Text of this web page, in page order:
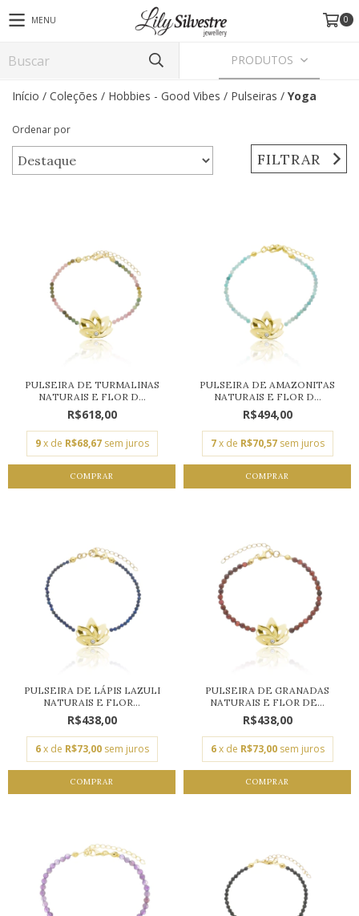
MENU 0
PRODUTOS
Início / Coleções / Hobbies - Good Vibes / Pulseiras / Yoga
Ordenar por
FILTRAR
PULSEIRA DE TURMALINAS
NATURAIS E FLOR D...
R$618,00
9 x de R$68,67 sem juros
COMPRAR
PULSEIRA DE AMAZONITAS
NATURAIS E FLOR D...
R$494,00
7 x de R$70,57 sem juros
COMPRAR
PULSEIRA DE LÁPIS LAZULI
NATURAIS E FLOR...
R$438,00
6 x de R$73,00 sem juros
COMPRAR
PULSEIRA DE GRANADAS
NATURAIS E FLOR DE...
R$438,00
6 x de R$73,00 sem juros
COMPRAR